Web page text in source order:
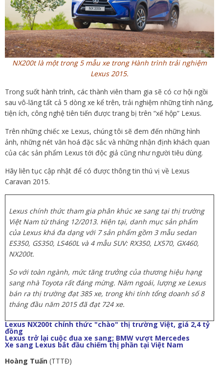
NX200t là một trong 5 mẫu xe trong Hành trình trải nghiệm
Lexus 2015.
Trong suốt hành trình, các thành viên tham gia sẽ có cơ hội ngồi
sau vô-lăng tất cả 5 dòng xe kể trên, trải nghiệm những tính năng,
tiện ích, công nghệ tiên tiến được trang bị trên “xế hộp” Lexus.
Trên những chiếc xe Lexus, chúng tôi sẽ đem đến những hình
ảnh, những nét văn hoá đặc sắc và những nhận định khách quan
của các sản phẩm Lexus tới độc giả cũng như người tiêu dùng.
Hãy liên tục cập nhật để có được thông tin thú vị về Lexus
Caravan 2015.
Lexus chính thức tham gia phân khúc xe sang tại thị trường
Việt Nam từ tháng 12/2013. Hiện tại, danh mục sản phẩm
của Lexus khá đa dạng với 7 sản phẩm gồm 3 mẫu sedan
ES350, GS350, LS460L và 4 mẫu SUV: RX350, LX570, GX460,
NX200t.
So với toàn ngành, mức tăng trưởng của thương hiệu hạng
sang nhà Toyota rất đáng mừng. Năm ngoái, lượng xe Lexus
bán ra thị trường đạt 385 xe, trong khi tính tổng doanh số 8
tháng đầu năm 2015 đã đạt 724 xe.
Lexus NX200t chính thức "chào" thị trường Việt, giá 2,4 tỷ
đồng
Lexus trở lại cuộc đua xe sang; BMW vượt Mercedes
Xe sang Lexus bắt đầu chiếm thị phần tại Việt Nam
Hoàng Tuấn (TTTĐ)